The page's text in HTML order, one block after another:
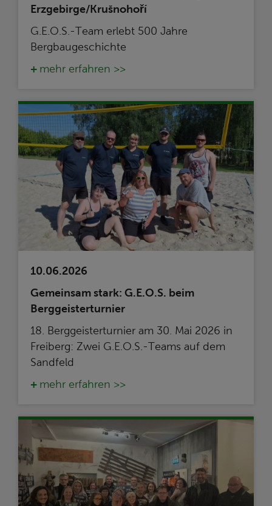
Erzgebirge/Krušnohoří
G.E.O.S.-Team erlebt 500 Jahre
Bergbaugeschichte
mehr erfahren >>
10.06.2026
Gemeinsam stark: G.E.O.S. beim
Berggeisterturnier
18. Berggeisterturnier am 30. Mai 2026 in
Freiberg: Zwei G.E.O.S.-Teams auf dem
Sandfeld
mehr erfahren >>